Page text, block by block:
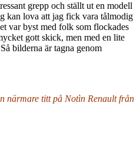
grepp och ställt ut en modell
kan lova att jag fick vara tålmodig
var byst med folk som flockades
gott skick, men med en lite
bilderna är tagna genom
närmare titt på Notìn Renault från